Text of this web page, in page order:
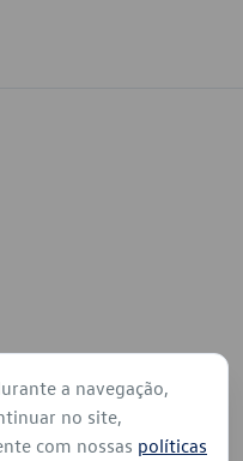
a navegação,
no site,
com nossas políticas